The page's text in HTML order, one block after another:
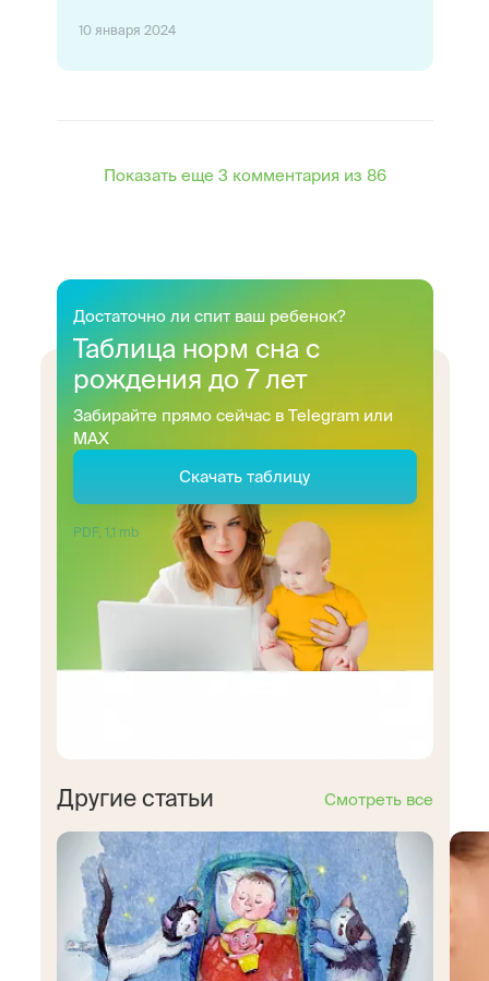
10 января 2024
Показать еще 3 комментария из 86
Достаточно ли спит ваш ребенок?
Таблица норм сна с
рождения до 7 лет
Забирайте прямо сейчас в Telegram или
MAX
Скачать таблицу
PDF, 1,1 mb
Другие статьи Смотреть все